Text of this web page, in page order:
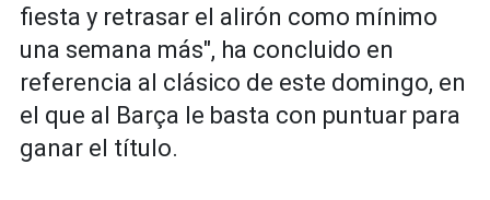
fiesta y retrasar el alirón como mínimo
una semana más", ha concluido en
referencia al clásico de este domingo, en
el que al Barça le basta con puntuar para
ganar el título.